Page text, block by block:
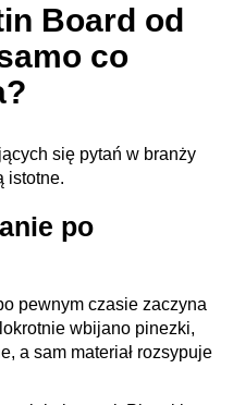
Board od
co
się pytań w branży
istotne.
po
pewnym czasie zaczyna
wbijano pinezki,
a sam materiał rozsypuje